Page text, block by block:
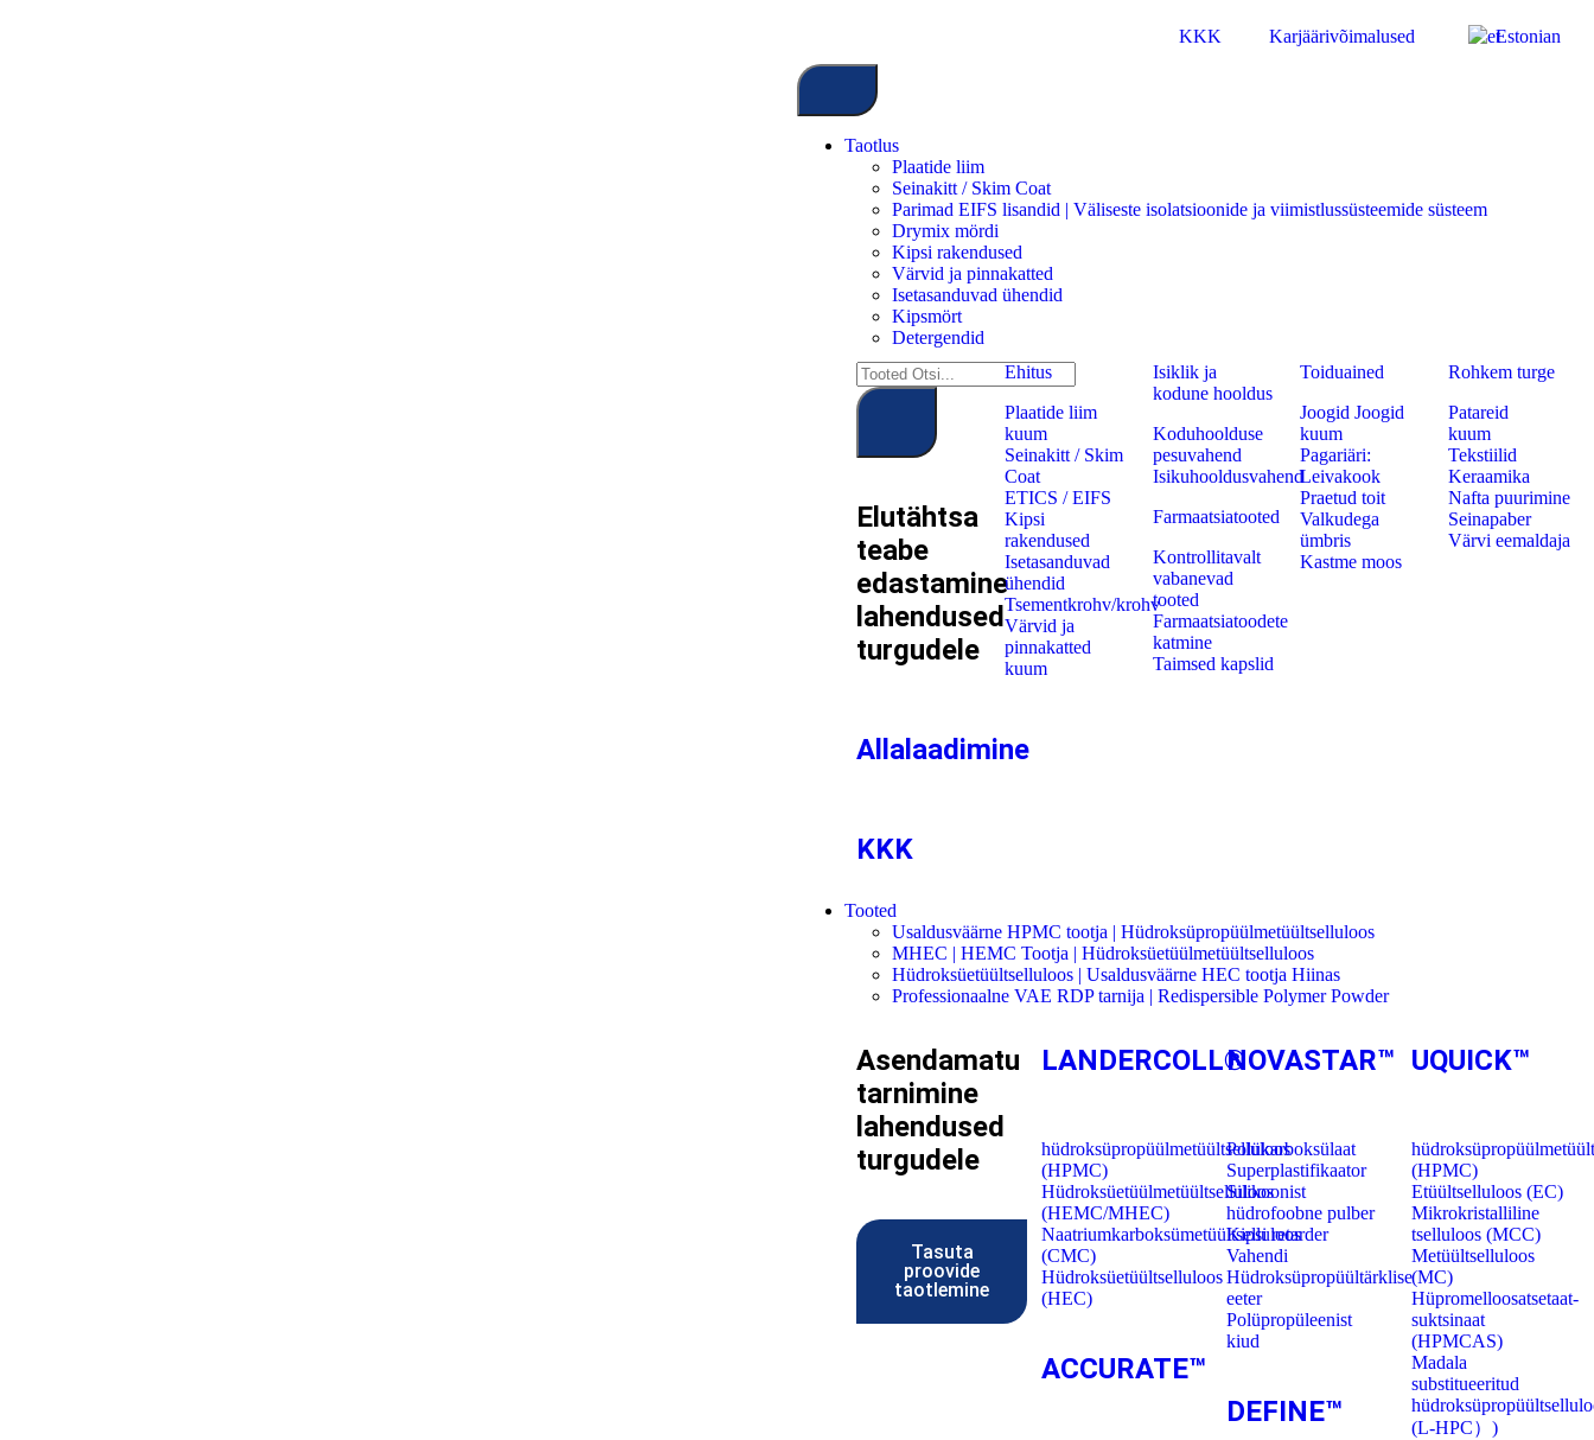
KKK Karjäärivõimalused Estonian
Taotlus
Plaatide liim
Seinakitt / Skim Coat
Parimad EIFS lisandid | Väliseste isolatsioonide ja viimistlussüsteemide süsteem
Drymix mördi
Kipsi rakendused
Värvid ja pinnakatted
Isetasanduvad ühendid
Kipsmört
Detergendid
Elutähtsa
teabe
edastamine
lahendused
turgudele
Allalaadimine
KKK
Ehitus
Plaatide liim
kuum
Seinakitt / Skim
Coat
ETICS / EIFS
Kipsi
rakendused
Isetasanduvad
ühendid
Tsementkrohv/krohv
Värvid ja
pinnakatted
kuum
Isiklik ja
kodune hooldus
Koduhoolduse
pesuvahend
Isikuhooldusvahend
Farmaatsiatooted
Kontrollitavalt
vabanevad
tooted
Farmaatsiatoodete
katmine
Taimsed kapslid
Toiduained
Joogid Joogid
kuum
Pagariäri:
Leivakook
Praetud toit
Valkudega
ümbris
Kastme moos
Rohkem turge
Patareid
kuum
Tekstiilid
Keraamika
Nafta puurimine
Seinapaber
Värvi eemaldaja
Tooted
Usaldusväärne HPMC tootja | Hüdroksüpropüülmetüültselluloos
MHEC | HEMC Tootja | Hüdroksüetüülmetüültselluloos
Hüdroksüetüültselluloos | Usaldusväärne HEC tootja Hiinas
Professionaalne VAE RDP tarnija | Redispersible Polymer Powder
Asendamatu
tarnimine
lahendused
turgudele
Tasuta
proovide
taotlemine
LANDERCOLL®
hüdroksüpropüülmetüültselluloos
(HPMC)
Hüdroksüetüülmetüültselluloos
(HEMC/MHEC)
Naatriumkarboksümetüültselluloos
(CMC)
Hüdroksüetüültselluloos
(HEC)
ACCURATE™
NOVASTAR™
Polükarboksülaat
Superplastifikaator
Silikoonist
hüdrofoobne pulber
Kipsi retarder
Vahendi
Hüdroksüpropüültärklise
eeter
Polüpropüleenist
kiud
DEFINE™
UQUICK™
(HPMC)
Etüültselluloos (EC)
Mikrokristalliline
tselluloos (MCC)
Metüültselluloos
(MC)
Hüpromelloosatsetaat-
suktsinaat
(HPMCAS)
Madala
substitueeritud
(L-HPC）)